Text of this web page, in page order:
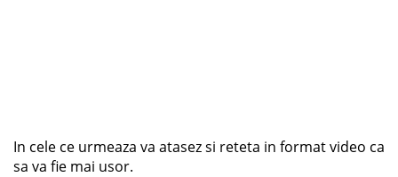
In cele ce urmeaza va atasez si reteta in format video ca
sa va fie mai usor.